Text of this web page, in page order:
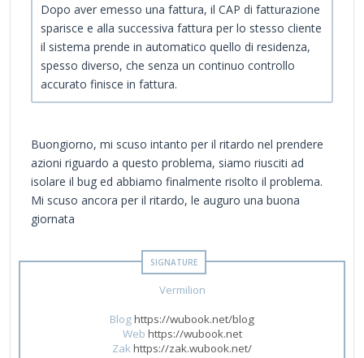
Dopo aver emesso una fattura, il CAP di fatturazione
sparisce e alla successiva fattura per lo stesso cliente
il sistema prende in automatico quello di residenza,
spesso diverso, che senza un continuo controllo
accurato finisce in fattura.
Buongiorno, mi scuso intanto per il ritardo nel prendere
azioni riguardo a questo problema, siamo riusciti ad
isolare il bug ed abbiamo finalmente risolto il problema.
Mi scuso ancora per il ritardo, le auguro una buona
giornata
Vermilion
Bloghttps://wubook.net/blog
Web https://wubook.net
Zakhttps://zak.wubook.net/